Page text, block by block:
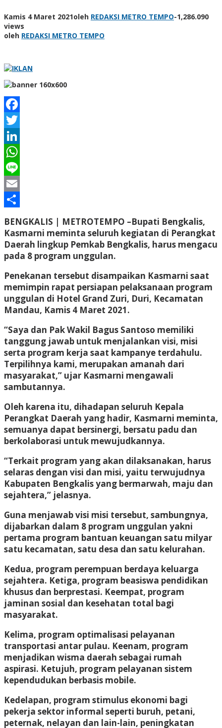
Kamis 4 Maret 2021oleh REDAKSI METRO TEMPO-1,286.090
views
oleh REDAKSI METRO TEMPO
Facebook
Twitter
LinkedIn
WhatsApp
Line
Email
BENGKALIS | METROTEMPO –Bupati Bengkalis,
Kasmarni meminta seluruh kegiatan di Perangkat
Daerah lingkup Pemkab Bengkalis, harus mengacu
pada 8 program unggulan.
Penekanan tersebut disampaikan Kasmarni saat
memimpin rapat persiapan pelaksanaan program
unggulan di Hotel Grand Zuri, Duri, Kecamatan
Mandau, Kamis 4 Maret 2021.
“Saya dan Pak Wakil Bagus Santoso memiliki
tanggung jawab untuk menjalankan visi, misi
serta program kerja saat kampanye terdahulu.
Terpilihnya kami, merupakan amanah dari
masyarakat,” ujar Kasmarni mengawali
sambutannya.
Oleh karena itu, dihadapan seluruh Kepala
Perangkat Daerah yang hadir, Kasmarni meminta,
semuanya dapat bersinergi, bersatu padu dan
berkolaborasi untuk mewujudkannya.
“Terkait program yang akan dilaksanakan, harus
selaras dengan visi dan misi, yaitu terwujudnya
Kabupaten Bengkalis yang bermarwah, maju dan
sejahtera,” jelasnya.
Guna menjawab visi misi tersebut, sambungnya,
dijabarkan dalam 8 program unggulan yakni
pertama program bantuan keuangan satu milyar
satu kecamatan, satu desa dan satu kelurahan.
Kedua, program perempuan berdaya keluarga
sejahtera. Ketiga, program beasiswa pendidikan
khusus dan berprestasi. Keempat, program
jaminan sosial dan kesehatan total bagi
masyarakat.
Kelima, program optimalisasi pelayanan
transportasi antar pulau. Keenam, program
menjadikan wisma daerah sebagai rumah
aspirasi. Ketujuh, program pelayanan sistem
kependudukan berbasis mobile.
Kedelapan, program stimulus ekonomi bagi
pekerja sektor informal seperti buruh, petani,
peternak, nelayan dan lain-lain, peningkatan